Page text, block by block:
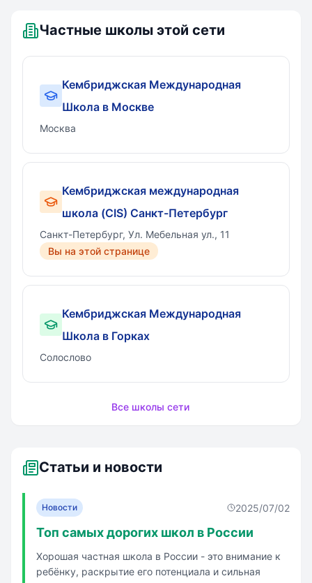
Частные школы этой сети
Кембриджская Международная
Школа в Москве
Москва
Кембриджская международная
школа (CIS) Санкт-Петербург
Санкт-Петербург, Ул. Мебельная ул., 11
Вы на этой странице
Кембриджская Международная
Школа в Горках
Солослово
Все школы сети
Статьи и новости
Новости 2025/07/02
Топ самых дорогих школ в России
Хорошая частная школа в России - это внимание к
ребёнку, раскрытие его потенциала и сильная